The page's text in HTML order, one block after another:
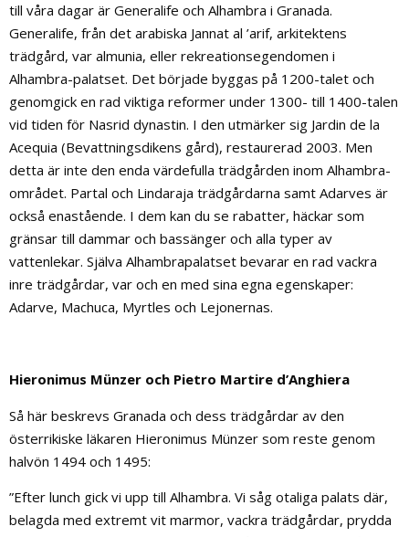
till våra dagar är Generalife och Alhambra i Granada.
Generalife, från det arabiska Jannat al ’arif, arkitektens
trädgård, var almunia, eller rekreationsegendomen i
Alhambra-palatset. Det började byggas på 1200-talet och
genomgick en rad viktiga reformer under 1300- till 1400-talen
vid tiden för Nasrid dynastin. I den utmärker sig Jardin de la
Acequia (Bevattningsdikens gård), restaurerad 2003. Men
detta är inte den enda värdefulla trädgården inom Alhambra-
området. Partal och Lindaraja trädgårdarna samt Adarves är
också enastående. I dem kan du se rabatter, häckar som
gränsar till dammar och bassänger och alla typer av
vattenlekar. Själva Alhambrapalatset bevarar en rad vackra
inre trädgårdar, var och en med sina egna egenskaper:
Adarve, Machuca, Myrtles och Lejonernas.
Hieronimus Münzer och Pietro Martire d’Anghiera
Så här beskrevs Granada och dess trädgårdar av den
österrikiske läkaren Hieronimus Münzer som reste genom
halvön 1494 och 1495:
”Efter lunch gick vi upp till Alhambra. Vi såg otaliga palats där,
belagda med extremt vit marmor, vackra trädgårdar, prydda